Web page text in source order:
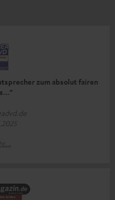
zum absolut fairen